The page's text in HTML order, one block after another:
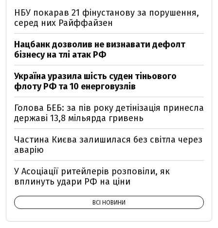
НБУ покарав 21 фінустанову за порушення,
серед них Райффайзен
Нацбанк дозволив не визнавати дефолт
бізнесу на тлі атак РФ
Україна уразила шість суден тіньового
флоту РФ та 10 енерговузлів
Голова БЕБ: за пів року детінізація принесла
державі 13,8 мільярда гривень
Частина Києва залишилася без світла через
аварію
У Асоціації ритейлерів розповіли, як
вплинуть удари РФ на ціни
ВСІ НОВИНИ